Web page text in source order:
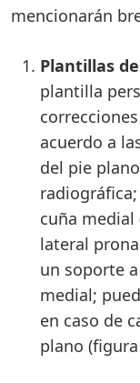
mencionarán
Plantillas
plantilla
acuerdo a
del pie
cuña medial
lateral
un soporte
medial;
en caso de
plano (figura